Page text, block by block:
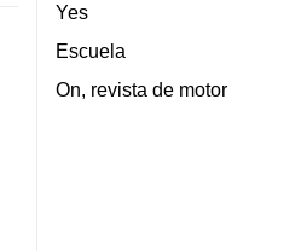
Yes
Escuela
On, revista de motor